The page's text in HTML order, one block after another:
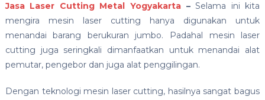
Jasa Laser Cutting Metal Yogyakarta –Selama ini kita
mengira mesin laser cutting hanya digunakan untuk
menandai barang berukuran jumbo. Padahal mesin laser
cutting juga seringkali dimanfaatkan untuk menandai alat
pemutar, pengebor dan juga alat penggilingan.
Dengan teknologi mesin laser cutting, hasilnya sangat bagus